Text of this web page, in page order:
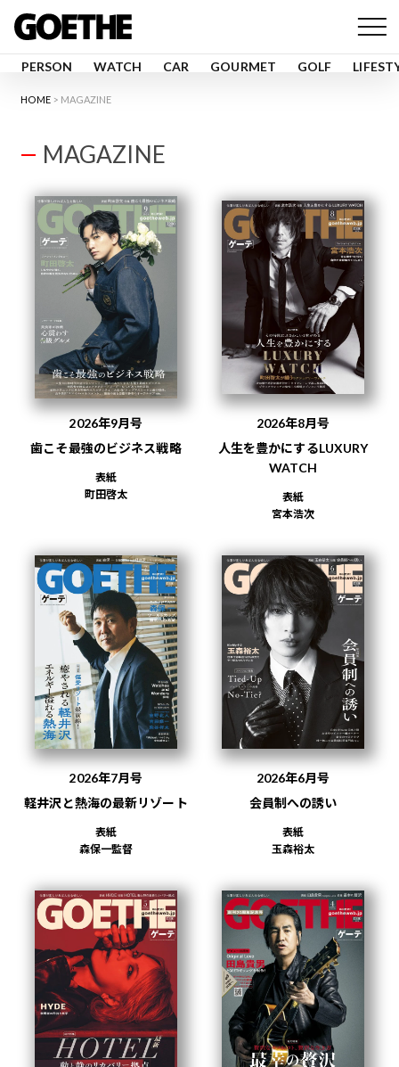
PERSON WATCH CAR GOURMET GOLF
HOME MAGAZINE
MAGAZINE
2026年9月号
歯こそ最強のビジネス戦略
表紙
町田啓太
2026年8月号
人生を豊かにするLUXURY
WATCH
表紙
宮本浩次
2026年7月号
軽井沢と熱海の最新リゾート
表紙
森保一監督
2026年6月号
会員制への誘い
表紙
玉森裕太